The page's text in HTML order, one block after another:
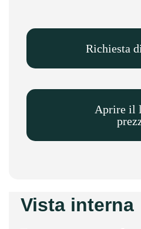
Richiesta
Aprire il
Vista interna